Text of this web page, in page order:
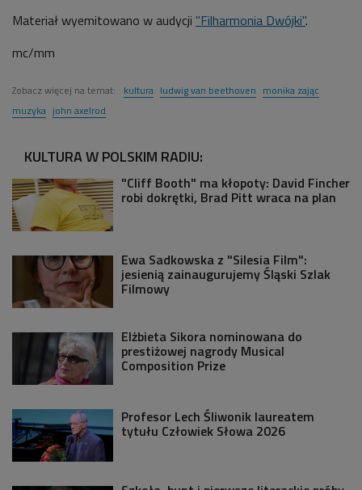
Materiał wyemitowano w audycji "Filharmonia Dwójki".
mc/mm
Zobacz więcej na temat: kultura ludwig van beethoven monika zając
muzyka john axelrod
KULTURA W POLSKIM RADIU:
"Cliff Booth" ma kłopoty: David Fincher
robi dokrętki, Brad Pitt wraca na plan
Ewa Sadkowska z "Silesia Film":
jesienią zainaugurujemy Śląski Szlak
Filmowy
Elżbieta Sikora nominowana do
prestiżowej nagrody Musical
Composition Prize
Profesor Lech Śliwonik laureatem
tytułu Człowiek Słowa 2026